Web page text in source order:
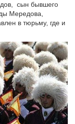
сын бывшего
Мередова,
в тюрьму, где и